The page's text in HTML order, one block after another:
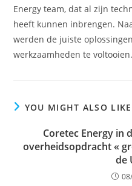
Energy team, dat al zijn
heeft kunnen inbrengen.
werden de juiste
werkzaamheden te
YOU MIGHT ALSO LIKE
Coretec Energy in
overheidsopdracht «
de